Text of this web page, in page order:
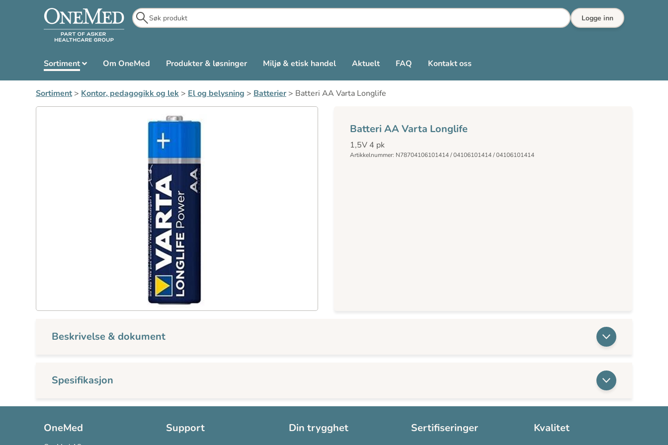
Logge inn
Sortiment Om OneMed Produkter & løsninger Miljø & etisk handel Aktuelt FAQ Kontakt oss
Sortiment> Kontor, pedagogikk og lek > El og belysning > Batterier> Batteri AA Varta Longlife
Batteri AA Varta Longlife
1,5V 4 pk
Artikkelnummer: N78704106101414 / 04106101414 / 04106101414
Beskrivelse & dokument
Spesifikasjon
OneMed Support Din trygghet Sertifiseringer Kvalitet